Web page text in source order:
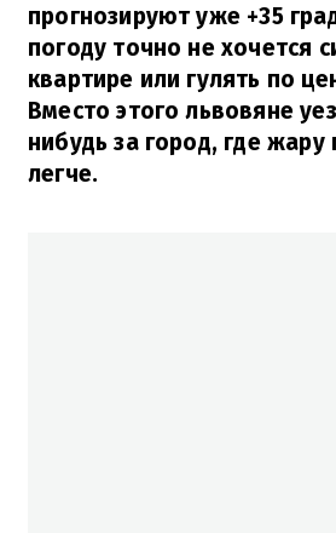
прогнозируют уже +35
погоду точно не хочется
квартире или гулять по
Вместо этого львовяне
нибудь за город, где жару
легче.